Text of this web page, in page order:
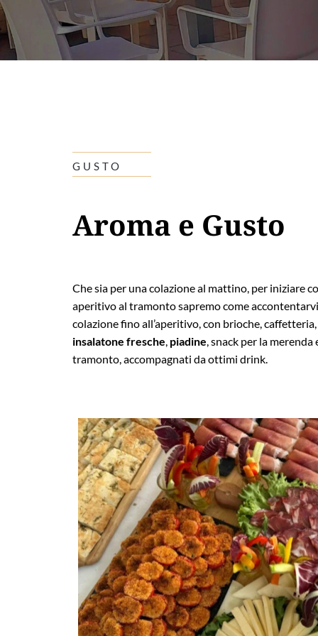
GUSTO
Aroma e Gusto
Che sia per una colazione al mattino, per iniziare
aperitivo al tramonto sapremo come
colazione fino all’aperitivo, con brioche,
insalatone fresche piadine , snack per la merenda
tramonto, accompagnati da ottimi drink.